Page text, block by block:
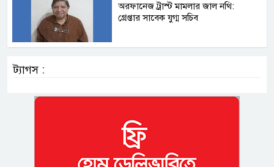
অরফানেজ ট্রাস্ট মামলার জাল নথি:
গ্রেপ্তার সাবেক যুগ্ম সচিব
ট্যাগস :